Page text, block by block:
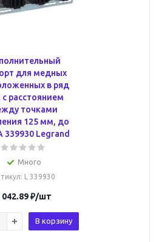
для медных
в ряд
расстоянием
точками
125 мм, до
339930 Legrand
Много
: L 339930
042.89₽/шт
В корзину